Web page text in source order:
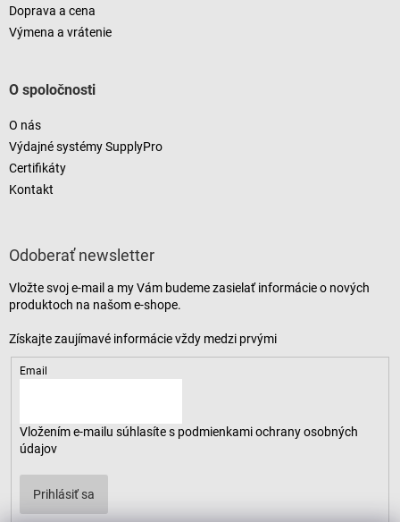
Doprava a cena
Výmena a vrátenie
O spoločnosti
O nás
Výdajné systémy SupplyPro
Certifikáty
Kontakt
Odoberať newsletter
Vložte svoj e-mail a my Vám budeme zasielať informácie o nových
produktoch na našom e-shope.
Email
Vložením e-mailu súhlasíte s podmienkami ochrany osobných
údajov
Prihlásiť sa